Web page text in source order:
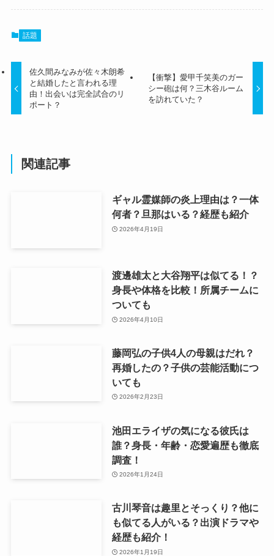
話題
佐久間みなみが佐々木朗希
と結婚したと言われる理
由！出会いは完全試合のリ
ポート？
【衝撃】愛甲千笑美のガー
シー砲は何？三木谷ルーム
を訪れていた？
関連記事
ギャル霊媒師の炎上理由は？一体
何者？旦那はいる？経歴も紹介
2026年4月19日
渡邊雄太と大谷翔平は似てる！？
身長や体格を比較！所属チームに
ついても
2026年4月10日
藤岡弘の子供4人の母親はだれ？
再婚したの？子供の芸能活動につ
いても
2026年2月23日
池田エライザの気になる彼氏は
誰？身長・年齢・恋愛遍歴も徹底
調査！
2026年1月24日
古川琴音は趣里とそっくり？他に
も似てる人がいる？出演ドラマや
経歴も紹介！
2026年1月19日